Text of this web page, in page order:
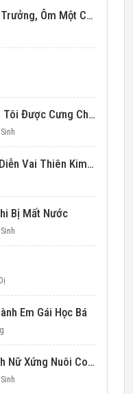
Thập Niên 80: Này Thủ Trưởng, Ôm Một Cái Đi!
Thay Chị Vào Hào Môn, Tôi Được Cưng Chiều Hết Mực (Thập Niên 90)
Đại Lão Trở Về, Không Diễn Vai Thiên Kim Giả Nữa
Bị Mất Nước
Em Gái Học Bá
Thập Niên 70 Trở Thành Nữ Xứng Nuôi Con Làm Giàu